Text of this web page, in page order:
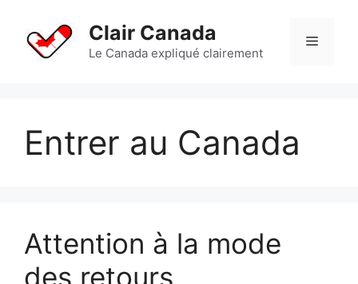
contenu
Clair Canada
Le Canada expliqué clairement
Menu
Entrer au Canada
Attention à la mode
des retours